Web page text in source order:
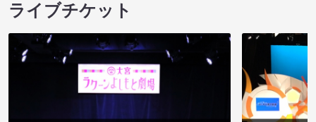
ライブチケット